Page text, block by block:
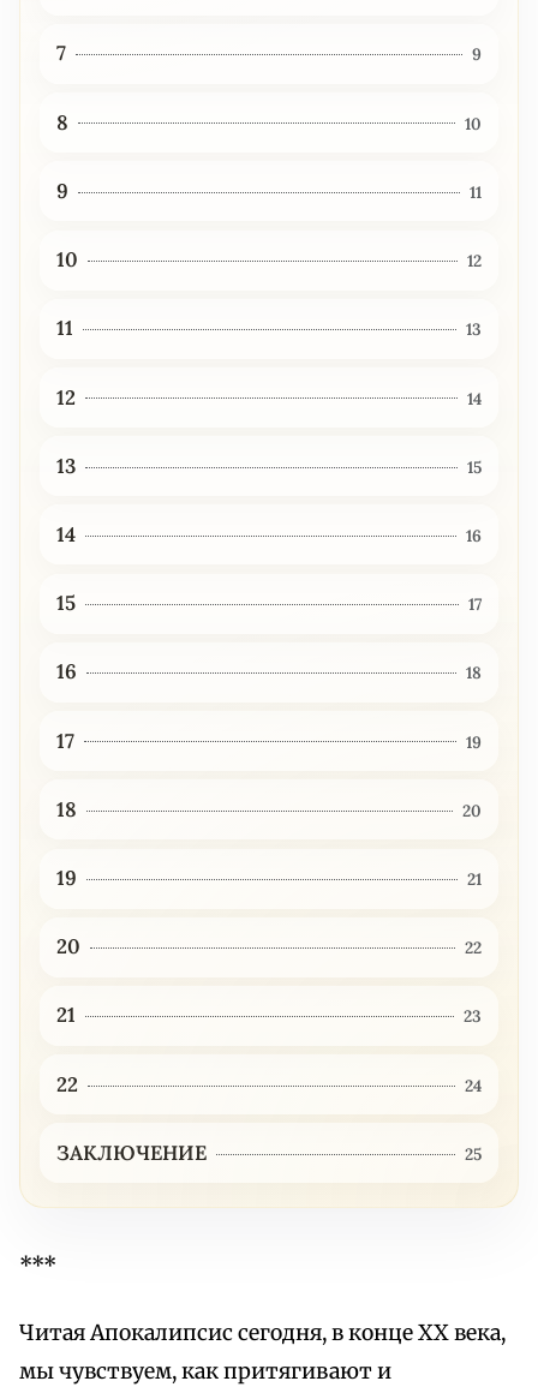
7 9
8 10
9 11
10 12
11 13
12 14
13 15
14 16
15 17
16 18
17 19
18 20
19 21
20 22
21 23
22 24
ЗАКЛЮЧЕНИЕ 25
***
Читая Апокалипсис сегодня, в конце XX века,
мы чувствуем, как притягивают и